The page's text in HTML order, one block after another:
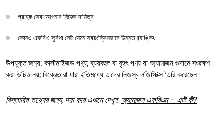
গ্রাহক সেবা আপনার নিজের দায়িত্ব
কোনও এফবিএ সুবিধা নেই যেমন স্বয়ংক্রিয়ভাবে উন্নত র‌্যাঙ্কিং
উপযুক্ত জন্য: কাস্টমাইজড পণ্য; ব্যয়বহুল বা বৃহৎ পণ্য যা অ্যামাজন গুদামে সংরক্ষণ
করা উচিত নয়; বিক্রেতারা যারা ইতিমধ্যে তাদের নিজস্ব লজিস্টিক্স তৈরি করেছেন।
বিস্তারিত তথ্যের জন্য, দয়া করে এখানে দেখুন: অ্যামাজন এফবিএম – এটি কী?